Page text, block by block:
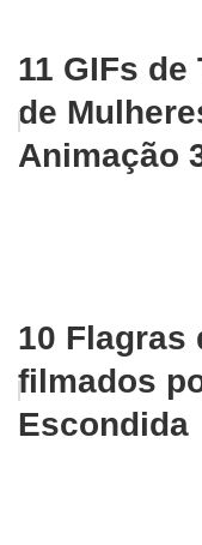
11 GIFs de
de
Animação
10 Flagras
filmados
Escondida